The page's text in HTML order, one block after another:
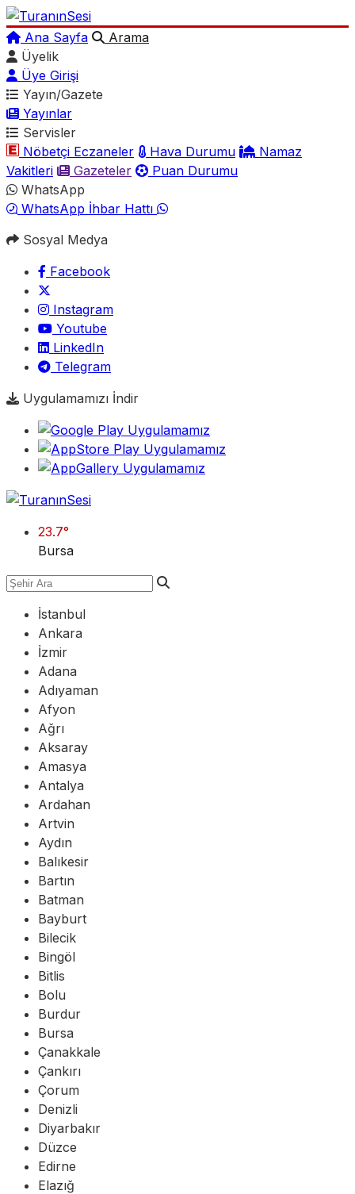
Ana Sayfa
Arama
Üyelik
Üye Girişi
Yayın/Gazete
Yayınlar
Servisler
Nöbetçi Eczaneler
Hava Durumu
Namaz
Vakitleri
Gazeteler
Puan Durumu
WhatsApp
WhatsApp İhbar Hattı
Sosyal Medya
Facebook
Instagram
Youtube
LinkedIn
Telegram
Uygulamamızı İndir
23.7°
Bursa
İstanbul
Ankara
İzmir
Adana
Adıyaman
Afyon
Ağrı
Aksaray
Amasya
Antalya
Ardahan
Artvin
Aydın
Balıkesir
Bartın
Batman
Bayburt
Bilecik
Bingöl
Bitlis
Bolu
Burdur
Bursa
Çanakkale
Çankırı
Çorum
Denizli
Diyarbakır
Düzce
Edirne
Elazığ